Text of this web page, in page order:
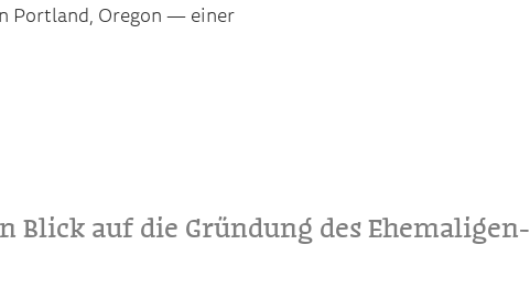
Portland, Oregon — einer
Blick auf die Gründung des Ehemaligen-